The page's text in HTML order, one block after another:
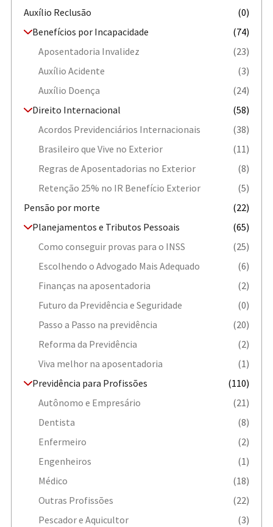
Auxílio Reclusão
(0)
Benefícios por Incapacidade
(74)
Aposentadoria Invalidez
(23)
Auxílio Acidente
(3)
Auxílio Doença
(24)
Direito Internacional
(58)
Acordos Previdenciários Internacionais
(38)
Brasileiro que Vive no Exterior
(11)
Regras de Aposentadorias no Exterior
(8)
Retenção 25% no IR Benefício Exterior
(5)
Pensão por morte
(22)
Planejamentos e Tributos Pessoais
(65)
Como conseguir provas para o INSS
(25)
Escolhendo o Advogado Mais Adequado
(6)
Finanças na aposentadoria
(2)
Futuro da Previdência e Seguridade
(0)
Passo a Passo na previdência
(20)
Reforma da Previdência
(2)
Viva melhor na aposentadoria
(1)
Previdência para Profissões
(110)
Autônomo e Empresário
(21)
Dentista
(8)
Enfermeiro
(2)
Engenheiros
(1)
Médico
(18)
Outras Profissões
(22)
Pescador e Aquicultor
(3)